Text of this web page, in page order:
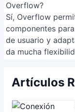
Overflow?
Sí, Overflow
componentes
de usuario y
da mucha
Artículos